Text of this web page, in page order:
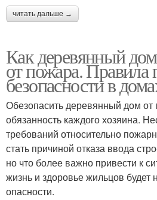
читать дальше →
Как деревянный
от пожара. Правила
безопасности в
Обезопасить деревянный дом от
обязанность каждого хозяина.
требований относительно
стать причиной отказа ввода
но что более важно привести к
жизнь и здоровье жильцов будет
опасности.